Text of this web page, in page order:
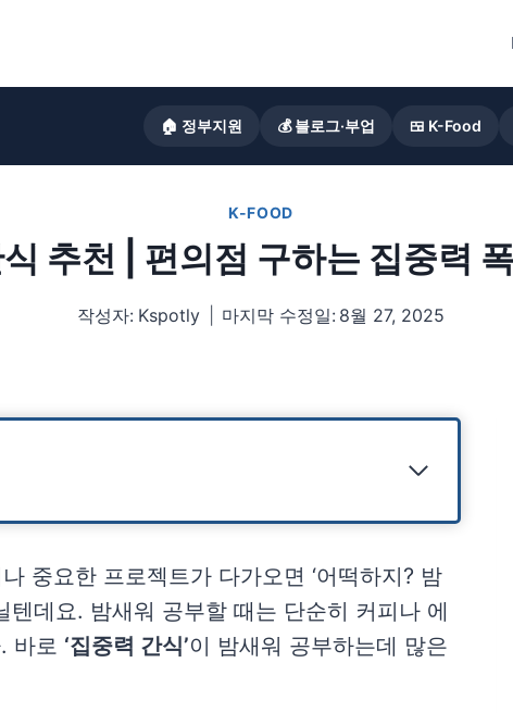
🏠 정부지원 💰 블로그·부업 🍱 K-Food
K-FOOD
추천 | 편의점 구하는 집중력
작성자: Kspotly 마지막 수정일: 8월 27, 2025
중요한 프로젝트가 다가오면 ‘어떡하지? 밤
텐데요. 밤새워 공부할 때는 단순히 커피나 에
바로 ‘집중력 간식’이 밤새워 공부하는데 많은